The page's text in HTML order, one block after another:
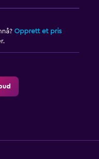
Opprett et pris